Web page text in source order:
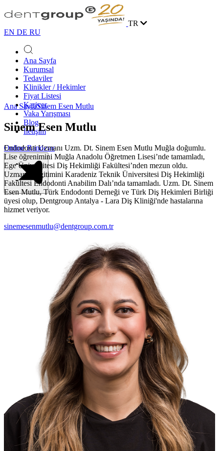
TR
EN DE RU
Ana Sayfa
Kurumsal
Tedaviler
Klinikler / Hekimler
Fiyat Listesi
Kariyer
Vaka Yarışması
Blog
İletişim
Online Randevu
Ana SayfaSinem Esen Mutlu
Sinem Esen Mutlu
Endodonti Uzmanı Uzm. Dt. Sinem Esen Mutlu Muğla doğumlu.
Lise öğrenimini Muğla Anadolu Öğretmen Lisesi’nde tamamladı,
Ege Üniversitesi Diş Hekimliği Fakültesi’nden mezun oldu.
Uzmanlık eğitimini Karadeniz Teknik Üniversitesi Diş Hekimliği
Fakültesi Endodonti Anabilim Dalı’nda tamamladı. Uzm. Dt. Sinem
Esen Mutlu, Türk Endodonti Derneği ve Türk Diş Hekimleri Birliği
üyesi olup, Dentgroup Antalya - Lara Diş Kliniği'nde hastalarına
hizmet veriyor.
sinemesenmutlu@dentgroup.com.tr